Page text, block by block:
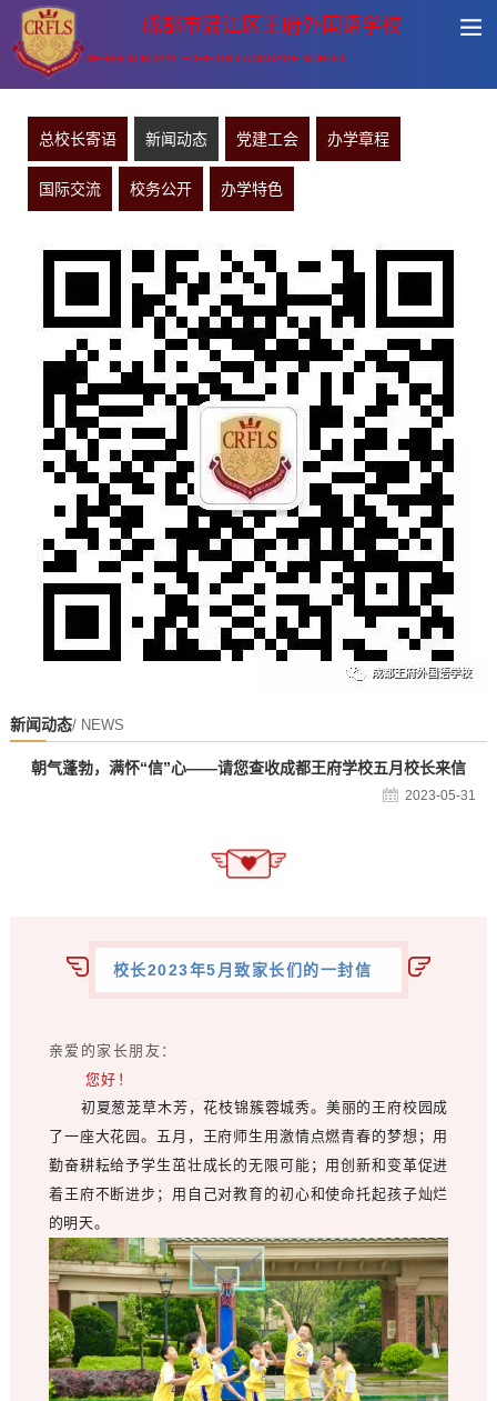
成都市温江区王府外国语学校
CHENGDU ROYAL FOREIGN LANGUAGE SCHOOL
总校长寄语 新闻动态 党建工会 办学章程
国际交流 校务公开 办学特色
新闻动态/ NEWS
朝气蓬勃，满怀“信”心——请您查收成都王府学校五月校长来信
2023-05-31
校长2023年5月致家长们的一封信
亲爱的家长朋友：
您好！
初夏葱茏草木芳，花枝锦簇蓉城秀。美丽的王府校园成
了一座大花园。五月，王府师生用激情点燃青春的梦想；用
勤奋耕耘给予学生茁壮成长的无限可能；用创新和变革促进
着王府不断进步；用自己对教育的初心和使命托起孩子灿烂
的明天。